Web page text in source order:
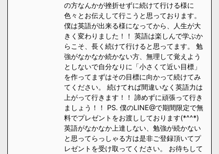
の方なんかが挫折せずに続けて行ける様に
色々とお伝えして行こうと思っております。
僕は英語が出来る様になってから、人生が大
きく変わりました！！ 英語は楽しんで学ぶか
らこそ、長く続けて行けると思ってます。 勉
強がなかなか続かない方、無理して覚えよう
としないで自分なりに「小さくて近い目標」
を作ってまずはその目標に向かって続けてみ
てください。 続けてれば間違いなく英語力は
上がって行きます！！ 諦めずに頑張って行き
ましょう！！ PS. 僕のLINE@で期間限定で無
料でプレゼントをお渡ししております(*^^*)
英語がなかなか上達しない、勉強が続かない
と思ってらっしゃる方は是非ご登録頂いてプ
レゼントを受け取ってください。 お待ちして